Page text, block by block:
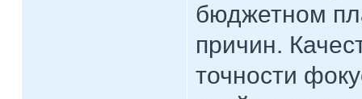
бюджетном
причин.
точности